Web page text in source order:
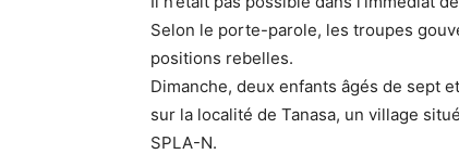
Selon le porte-parole, les troupes
positions rebelles.
Dimanche, deux enfants âgés de sept
sur la localité de Tanasa, un village
SPLA-N.